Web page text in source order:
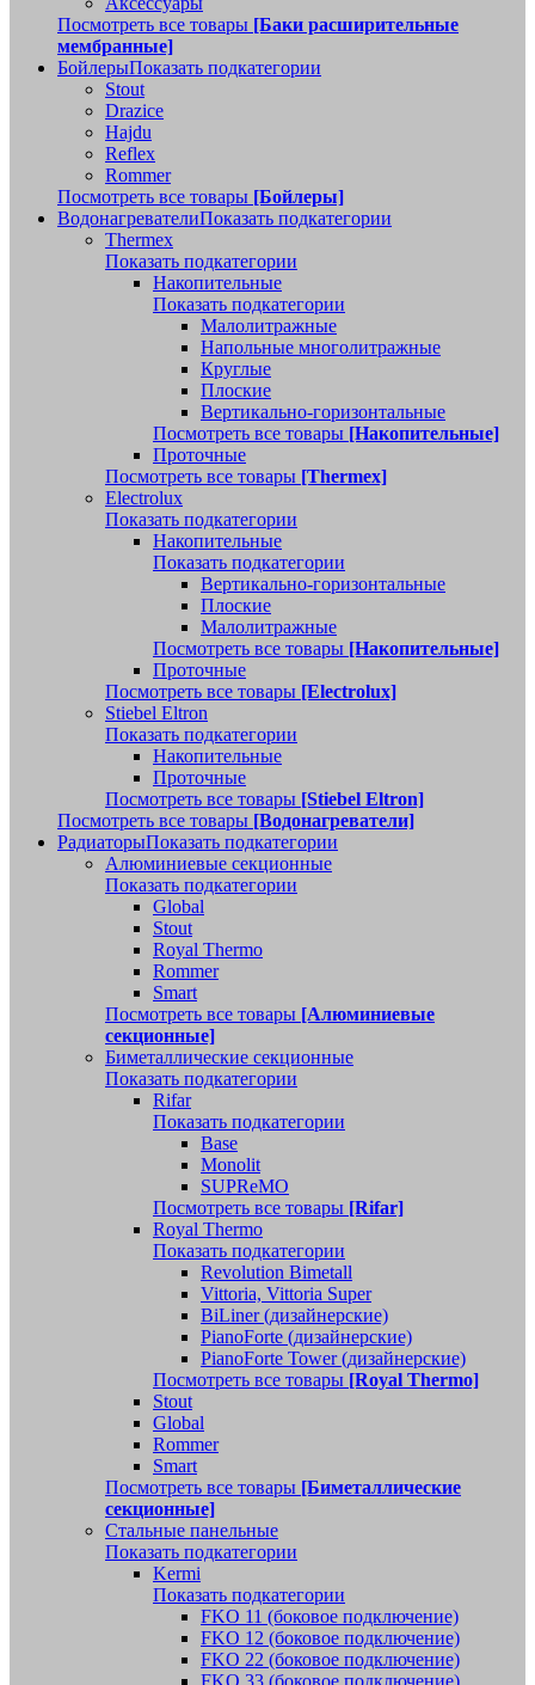
Посмотреть все товары [Баки расширительные
мембранные]
БойлерыПоказать подкатегории
Stout
Drazice
Hajdu
Reflex
Rommer
Посмотреть все товары [Бойлеры]
ВодонагревателиПоказать подкатегории
Thermex
Показать подкатегории
Накопительные
Показать подкатегории
Малолитражные
Напольные многолитражные
Круглые
Плоские
Вертикально-горизонтальные
Посмотреть все товары [Накопительные]
Проточные
Посмотреть все товары [Thermex]
Electrolux
Показать подкатегории
Накопительные
Показать подкатегории
Вертикально-горизонтальные
Плоские
Малолитражные
Посмотреть все товары [Накопительные]
Проточные
Посмотреть все товары [Electrolux]
Stiebel Eltron
Показать подкатегории
Накопительные
Проточные
Посмотреть все товары [Stiebel Eltron]
Посмотреть все товары [Водонагреватели]
РадиаторыПоказать подкатегории
Алюминиевые секционные
Показать подкатегории
Global
Stout
Royal Thermo
Rommer
Smart
Посмотреть все товары [Алюминиевые
секционные]
Биметаллические секционные
Показать подкатегории
Rifar
Показать подкатегории
Base
Monolit
SUPReMO
Посмотреть все товары [Rifar]
Royal Thermo
Показать подкатегории
Revolution Bimetall
Vittoria, Vittoria Super
BiLiner (дизайнерские)
PianoForte (дизайнерские)
PianoForte Tower (дизайнерские)
Посмотреть все товары [Royal Thermo]
Stout
Global
Rommer
Smart
Посмотреть все товары [Биметаллические
секционные]
Стальные панельные
Показать подкатегории
Kermi
Показать подкатегории
FKO 11 (боковое подключение)
FKO 12 (боковое подключение)
FKO 22 (боковое подключение)
FKO 33 (боковое подключение)